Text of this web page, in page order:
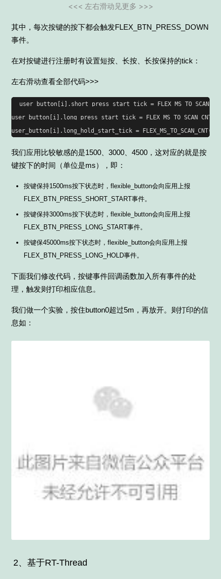
<<< 左右滑动见更多 >>>
其中，每次按键的按下都会触发FLEX_BTN_PRESS_DOWN
事件。
在对按键进行注册时有设置短按、长按、长按保持的tick：
左右滑动查看全部代码>>>
user_button[i].short_press_start_tick =
user_button[i].long_press_start_tick = FLEX_MS_TO_SCAN_CNT(
user_button[i].long_hold_start_tick = FLEX_MS_TO_SCAN_CNT(
我们应用比较敏感的是1500、3000、4500，这对应的就是按
键按下的时间（单位是ms），即：
按键保持1500ms按下状态时，flexible_button会向应用上报
FLEX_BTN_PRESS_SHORT_START事件。
按键保持3000ms按下状态时，flexible_button会向应用上报
FLEX_BTN_PRESS_LONG_START事件。
按键保45000ms按下状态时，flexible_button会向应用上报
FLEX_BTN_PRESS_LONG_HOLD事件。
下面我们修改代码，按键事件回调函数加入所有事件的处
理，触发则打印相应信息。
我们做一个实验，按住button0超过5m，再放开。则打印的信
息如：
2、基于RT-Thread